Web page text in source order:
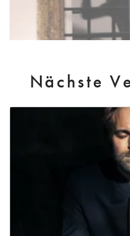
Nächste